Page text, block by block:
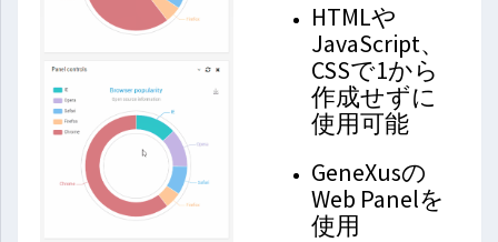
HTMLや
JavaScript、
CSSで1から
作成せずに
使用可能
GeneXusの
Web Panelを
使用